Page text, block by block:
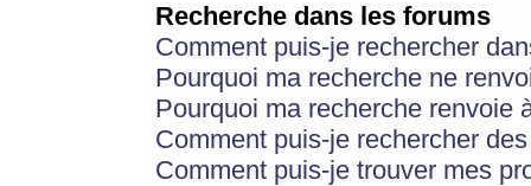
Recherche dans les forums
Comment puis-je rechercher
Pourquoi ma recherche ne
Pourquoi ma recherche renvoie
Comment puis-je rechercher
Comment puis-je trouver mes